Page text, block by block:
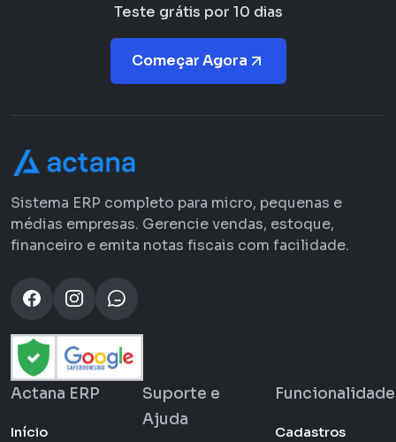
Teste grátis por 10 dias
Começar Agora
Sistema ERP completo para micro, pequenas e
médias empresas. Gerencie vendas, estoque,
financeiro e emita notas fiscais com facilidade.
Actana ERP
Início
Suporte e
Ajuda
Cadastros